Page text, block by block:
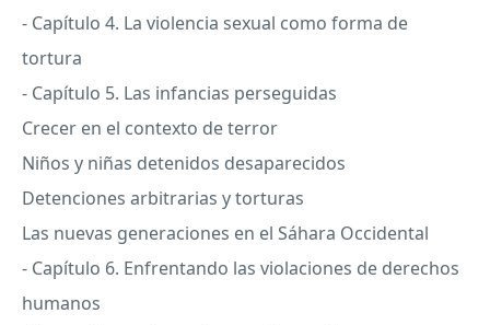
- Capítulo 4. La violencia sexual como forma de
tortura
- Capítulo 5. Las infancias perseguidas
Crecer en el contexto de terror
Niños y niñas detenidos desaparecidos
Detenciones arbitrarias y torturas
Las nuevas generaciones en el Sáhara Occidental
- Capítulo 6. Enfrentando las violaciones de derechos
humanos